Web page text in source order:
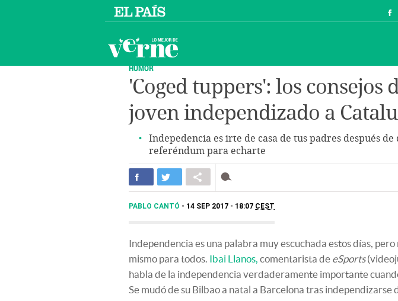
HUMOR
'Coged tuppers': los consejos
joven independizado a
Indepedencia es irte de casa de tus padres después de
referéndum para echarte
PABLO CANTÓ 14 SEP 2017 - 18:07 CEST
Independencia es una palabra muy escuchada estos días, pero
mismo para todos. Ibai Llanos, comentarista de eSports
habla de la independencia verdaderamente importante
Se mudó de su Bilbao a natal a Barcelona tras independizarse